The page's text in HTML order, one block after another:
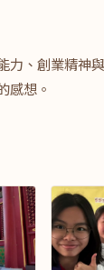
、創業精神
感想。